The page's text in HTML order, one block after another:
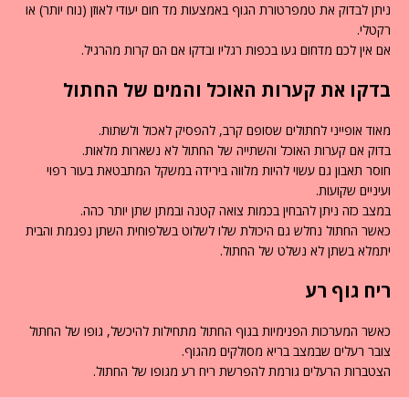
ניתן לבדוק את טמפרטורת הגוף באמצעות מד חום יעודי לאוזן (נוח יותר) או
רקטלי.
אם אין לכם מדחום געו בכפות רגליו ובדקו אם הם קרות מהרגיל.
בדקו את קערות האוכל והמים של החתול
מאוד אופייני לחתולים שסופם קרב, להפסיק לאכול ולשתות.
בדוק אם קערות האוכל והשתייה של החתול לא נשארות מלאות.
חוסר תאבון גם עשוי להיות מלווה בירידה במשקל המתבטאת בעור רפוי
ועיניים שקועות.
במצב כזה ניתן להבחין בכמות צואה קטנה ובמתן שתן יותר כהה.
כאשר החתול נחלש גם היכולת שלו לשלוט בשלפוחית השתן נפגמת והבית
יתמלא בשתן לא נשלט של החתול.
ריח גוף רע
כאשר המערכות הפנימיות בגוף החתול מתחילות להיכשל, גופו של החתול
צובר רעלים שבמצב בריא מסולקים מהגוף.
הצטברות הרעלים גורמת להפרשת ריח רע מגופו של החתול.